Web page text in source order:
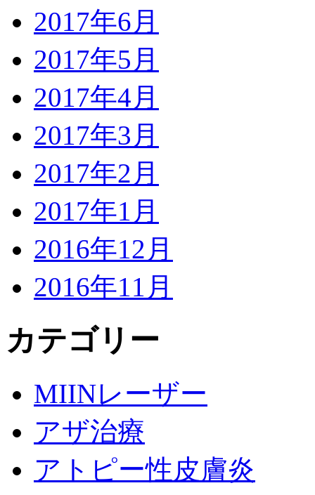
2017年6月
2017年5月
2017年4月
2017年3月
2017年2月
2017年1月
2016年12月
2016年11月
カテゴリー
MIINレーザー
アザ治療
アトピー性皮膚炎